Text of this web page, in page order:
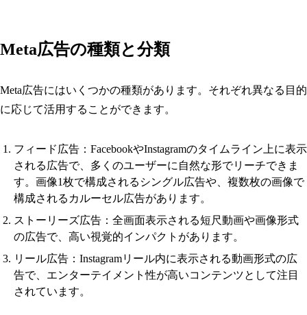
Meta広告の種類と分類
Meta広告にはいくつかの種類があります。それぞれ異なる目的
に応じて活用することができます。
フィード広告：FacebookやInstagramのタイムライン上に表示
される広告で、多くのユーザーに自然な形でリーチできま
す。画像1枚で構成されるシングル広告や、複数枚の画像で
構成されるカルーセル広告があります。
ストーリーズ広告：全画面表示される短尺動画や画像形式
の広告で、高い視覚的インパクトがあります。
リール広告：Instagramリール内に表示される動画形式の広
告で、エンターテイメント性が高いコンテンツとして注目
されています。